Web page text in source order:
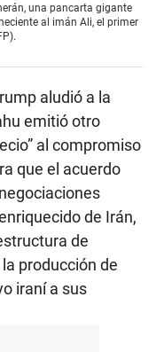
una pancarta gigante
al imán Ali, el primer
aludió a la
emitió otro
al compromiso
que el acuerdo
de Irán,
de
producción de
iraní a sus